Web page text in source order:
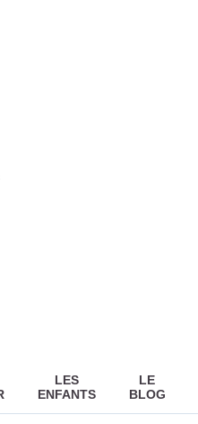
LES
ENFANTS
LE
BLOG